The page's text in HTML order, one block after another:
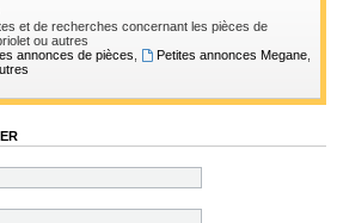
et de recherches concernant les pièces de
ou autres
annonces de pièces Petites annonces Megane,